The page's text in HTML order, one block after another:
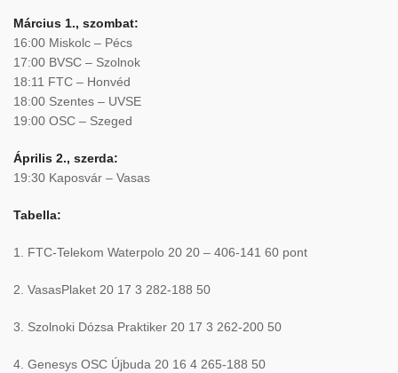
Március 1., szombat:
16:00 Miskolc – Pécs
17:00 BVSC – Szolnok
18:11 FTC – Honvéd
18:00 Szentes – UVSE
19:00 OSC – Szeged
Április 2., szerda:
19:30 Kaposvár – Vasas
Tabella:
1. FTC-Telekom Waterpolo 20 20 – 406-141 60 pont
2. VasasPlaket 20 17 3 282-188 50
3. Szolnoki Dózsa Praktiker 20 17 3 262-200 50
4. Genesys OSC Újbuda 20 16 4 265-188 50